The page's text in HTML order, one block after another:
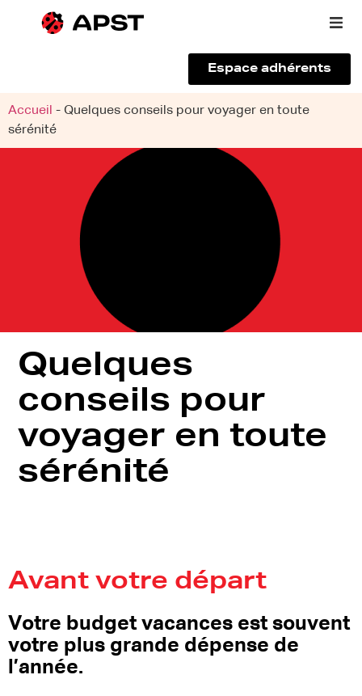
Qui sommes-nous ?
Vous êtes un voyageur
Adhérer à l’APST
Espace adhérents
Accueil - Quelques conseils pour voyager en toute
sérénité
Quelques
conseils pour
voyager en toute
sérénité
Avant votre départ
Votre budget vacances est souvent
votre plus grande dépense de
l’année.